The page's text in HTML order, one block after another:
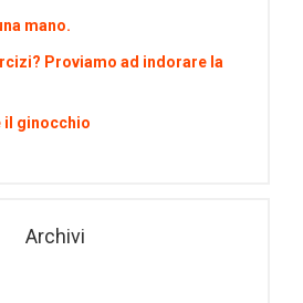
mano.
Proviamo ad indorare la
il ginocchio
Archivi